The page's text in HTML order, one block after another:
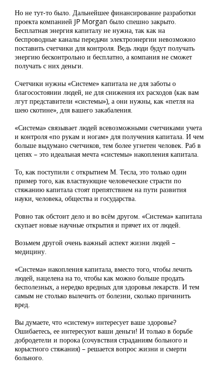
Но не тут-то было. Дальнейшее финансирование разработки
проекта компанией JP Morgan было спешно закрыто.
Бесплатная энергия капиталу не нужна, так как на
беспроводные каналы передачи электроэнергии невозможно
поставить счетчики для контроля. Ведь люди будут получать
энергию бесконтрольно и бесплатно, а компания не сможет
получать с них деньги.
Счетчики нужны «Системе» капитала не для заботы о
благосостоянии людей, не для снижения их расходов (как вам
лгут представители «системы»), а они нужны, как «петля на
шею скотине», для вашего закабаления.
«Система» связывает людей всевозможными счетчиками учета
и контроля «по рукам и ногам» для получения капитала. И чем
больше выдумано счетчиков, тем более угнетен человек. Раб в
цепях – это идеальная мечта «системы» накопления капитала.
То, как поступили с открытием М. Тесла, это только один
пример того, как властвующие человеческие страсти по
стяжанию капитала стоят препятствием на пути развития
науки, человека, общества и государства.
Ровно так обстоит дело и во всём другом. «Система» капитала
скупает новые научные открытия и прячет их от людей.
Возьмем другой очень важный аспект жизни людей –
медицину.
«Система» накопления капитала, вместо того, чтобы лечить
людей, нацелена на то, чтобы как можно больше продать
бесполезных, а нередко вредных для здоровья лекарств. И тем
самым не столько вылечить от болезни, сколько причинить
вред.
Вы думаете, что «систему» интересует ваше здоровье?
Ошибаетесь, ее интересуют ваши деньги! И только в борьбе
добродетели и порока (сочувствия страданиям больного и
корыстного стяжания) – решается вопрос жизни и смерти
больного.